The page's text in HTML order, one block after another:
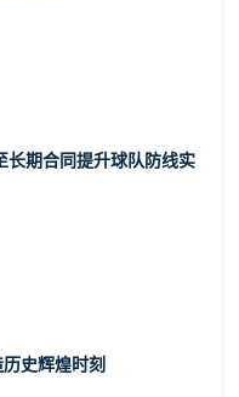
长期合同提升球队防线实
史辉煌时刻